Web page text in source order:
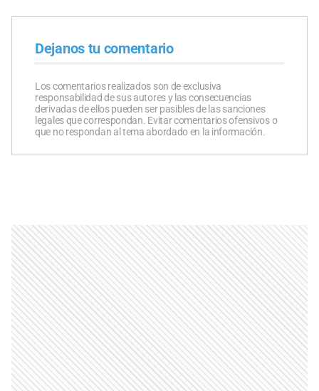
Dejanos tu comentario
Los comentarios realizados son de exclusiva
responsabilidad de sus autores y las consecuencias
derivadas de ellos pueden ser pasibles de las sanciones
legales que correspondan. Evitar comentarios ofensivos o
que no respondan al tema abordado en la información.